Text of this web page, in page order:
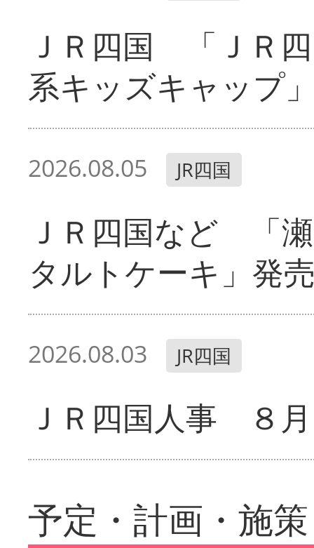
ＪＲ四国 「ＪＲ
系キッズキャップ
2026.08.05 JR四国
ＪＲ四国など 「
タルトケーキ」発
2026.08.03 JR四国
ＪＲ四国人事 ８
予定・計画・施策